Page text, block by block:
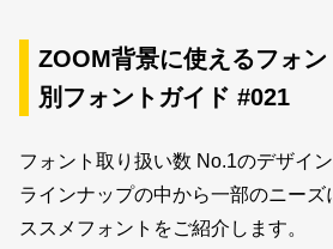
カート 0
マイページ
お気に入り
ZOOM背景に使えるフォ
別フォントガイド #021
フォント取り扱い数 No.1のデザイ
ラインナップの中から一部のニー
ススメフォントをご紹介します。